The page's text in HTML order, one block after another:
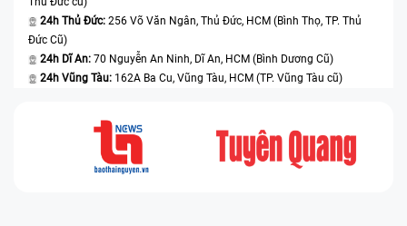
24h Thủ Đức: 256 Võ Văn Ngân, Thủ Đức, HCM (Bình Thọ, TP. Thủ
Đức Cũ)
24h Dĩ An: 70 Nguyễn An Ninh, Dĩ An, HCM (Bình Dương Cũ)
24h Vũng Tàu: 162A Ba Cu, Vũng Tàu, HCM (TP. Vũng Tàu cũ)